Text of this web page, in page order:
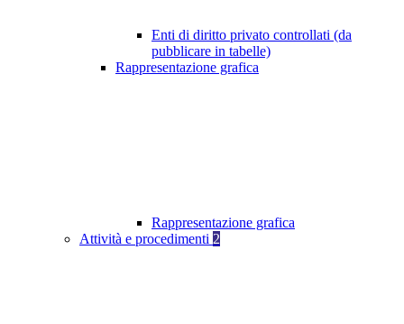
Enti di diritto privato controllati (da
pubblicare in tabelle)
Rappresentazione grafica
Rappresentazione grafica
Attività e procedimenti 2